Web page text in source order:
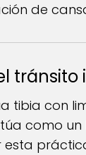
de
tránsito
tibia con
como un